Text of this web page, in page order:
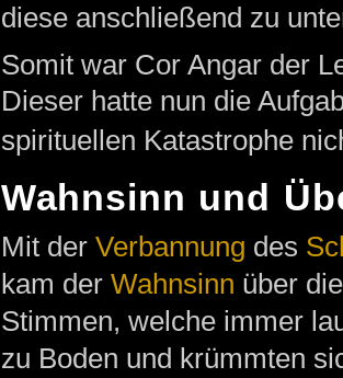
diese anschließend zu
Somit war Cor Angar der
Dieser hatte nun die
spirituellen Katastrophe
Wahnsinn und
Mit der Verbannung des
kam der Wahnsinn über
Stimmen, welche immer
zu Boden und krümmten